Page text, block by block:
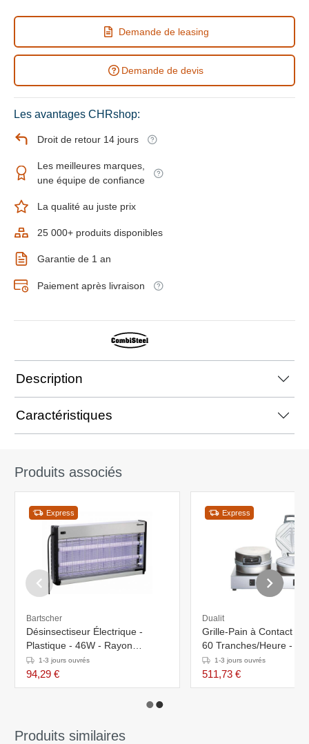
Demande de leasing
Demande de devis
Les avantages CHRshop:
Droit de retour 14 jours
Les meilleures marques,
une équipe de confiance
La qualité au juste prix
25 000+ produits disponibles
Garantie de 1 an
Paiement après livraison
Description
Caractéristiques
Produits associés
Express
Bartscher
Désinsectiseur Électrique -
Plastique - 46W - Rayon
D'Action 12m
1-3 jours ouvrés
94,29 €
Express
Dualit
Grille-Pain à Contact -
60 Tranches/Heure -
1-3 jours ouvrés
511,73 €
Produits similaires